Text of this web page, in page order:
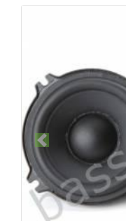
Previous